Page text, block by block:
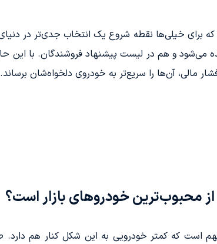
که برای خیلی‌ها نقطه شروع یک انتخاب جدی‌تر
مالی، آن‌ها را سریع‌تر به خودروی دلخواه‌شان
است که کمتر خودرویی به این شکل کنار هم